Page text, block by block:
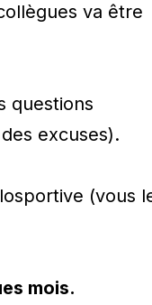
va être
questions
excuses).
(vous
mois.